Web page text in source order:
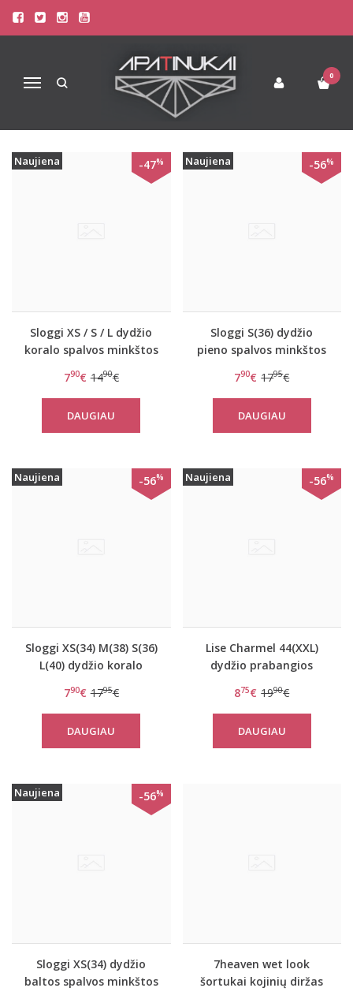
Navigacija
0
EROTIŠKOS KELNAITĖS
Apatinis Trikotažas Moterims Erotiškos kelnaitės
Naujiena -47%
Sloggi XS / S / L dydžio
koralo spalvos minkštos
Lace Short
790€ 1490€
DAUGIAU
Naujiena -56%
Sloggi S(36) dydžio
pieno spalvos minkštos
Lace Hipster
790€ 1795€
DAUGIAU
Naujiena -56%
Sloggi XS(34) M(38) S(36)
L(40) dydžio koralo
gifiūrinės kelnaitės Zero
Lace H Hipstring
790€ 1795€
DAUGIAU
Naujiena -56%
Lise Charmel 44(XXL)
dydžio prabangios
kelnaitės Soleil Et
Embruns
875€ 1990€
DAUGIAU
Naujiena -56%
Sloggi XS(34) dydžio
baltos spalvos minkštos
7heaven wet look
šortukai kojinių diržas